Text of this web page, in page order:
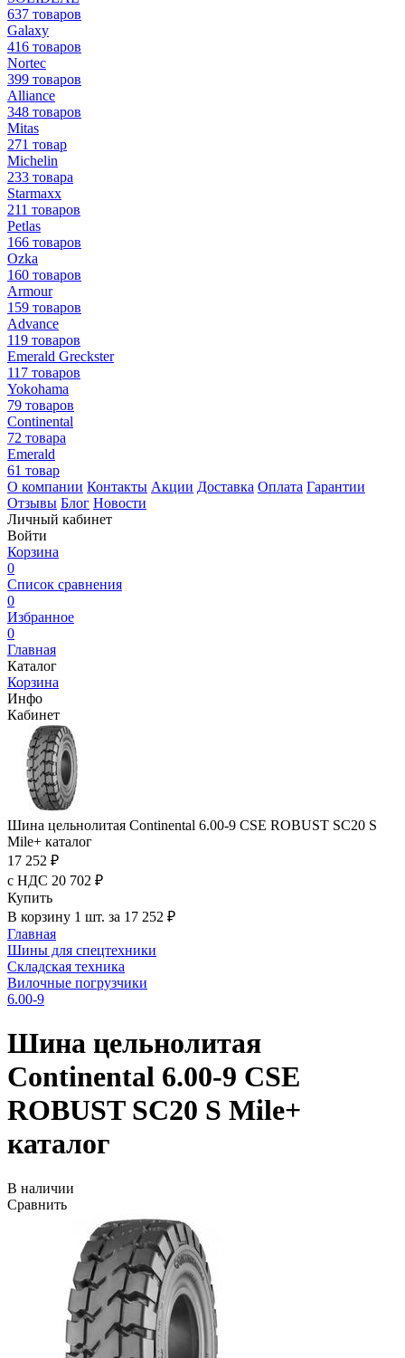
637 товаров
Galaxy
416 товаров
Nortec
399 товаров
Alliance
348 товаров
Mitas
271 товар
Michelin
233 товара
Starmaxx
211 товаров
Petlas
166 товаров
Ozka
160 товаров
Armour
159 товаров
Advance
119 товаров
Emerald Greckster
117 товаров
Yokohama
79 товаров
Continental
72 товара
Emerald
61 товар
О компании Контакты Акции Доставка Оплата Гарантии
Отзывы Блог Новости
Личный кабинет
Войти
Корзина
0
Список сравнения
0
Избранное
0
Главная
Каталог
Корзина
Инфо
Кабинет
Шина цельнолитая Continental 6.00-9 CSE ROBUST SC20 S
Mile+ каталог
17 252 ₽
с НДС 20 702 ₽
Купить
В корзину 1 шт. за 17 252 ₽
Главная
Шины для спецтехники
Складская техника
Вилочные погрузчики
6.00-9
Шина цельнолитая
Continental 6.00-9 CSE
ROBUST SC20 S Mile+
каталог
В наличии
Сравнить